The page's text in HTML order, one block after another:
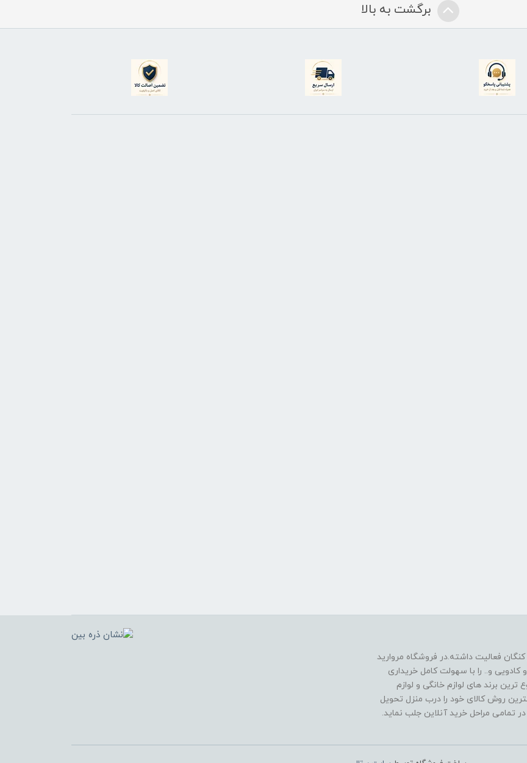
برگشت به بالا
حضوری در بندر کنگان فعالیت داشته.در فروشگاه مروارید
کادویی و.. را با سهولت کامل خریداری
برند های لوازم خانگی و لوازم
روش کالای خود را درب منزل تحویل
تمامی مراحل خرید آنلاین جلب نماید.